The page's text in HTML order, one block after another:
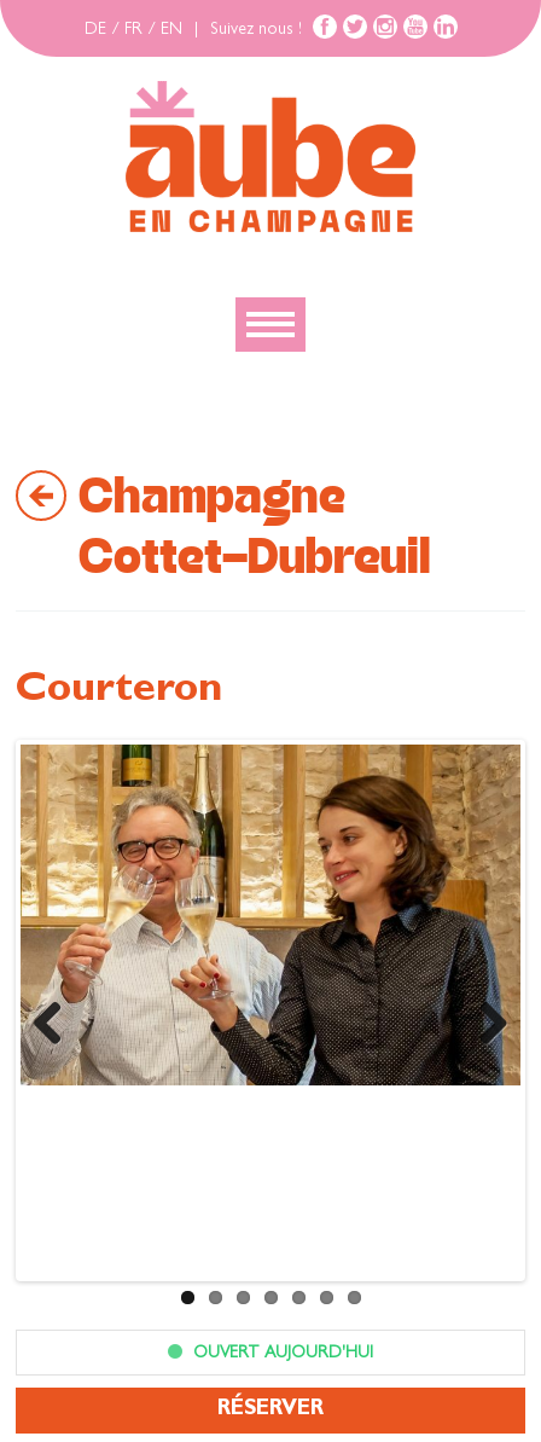
DE / FR / EN Suivez nous !
Bouger
Se loger
Se restaurer
Champagne
Cottet-Dubreuil
Courteron
Previous Next
OUVERT AUJOURD'HUI
RÉSERVER